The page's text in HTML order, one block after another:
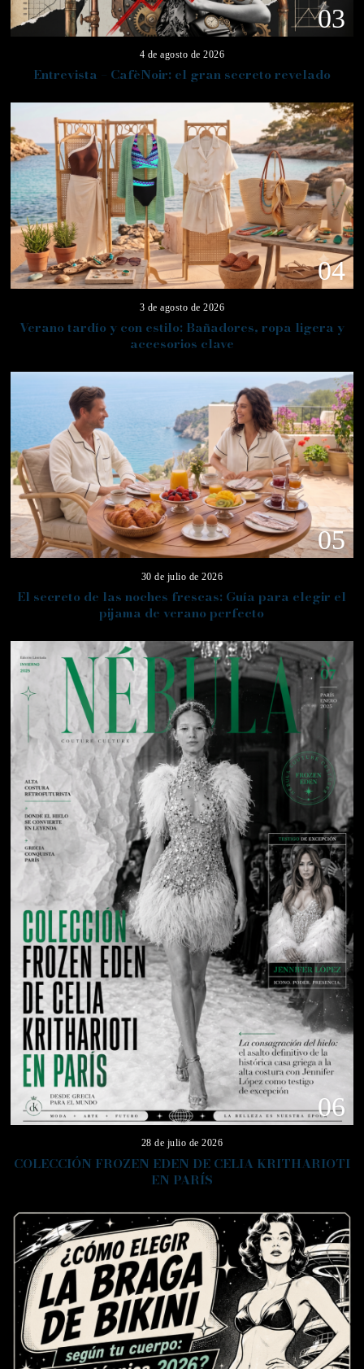
03
4 de agosto de 2026
Entrevista – CafèNoir: el gran secreto revelado
04
3 de agosto de 2026
Verano tardío y con estilo: Bañadores, ropa ligera y
accesorios clave
05
30 de julio de 2026
El secreto de las noches frescas: Guía para elegir el
pijama de verano perfecto
06
28 de julio de 2026
COLECCIÓN FROZEN EDEN DE CELIA KRITHARIOTI
EN PARÍS